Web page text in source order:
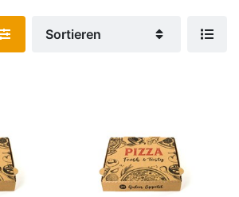
Sortieren